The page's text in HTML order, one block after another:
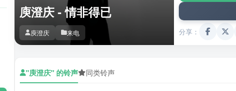
庾澄庆 - 情非得已
庾澄庆 来电 分享：
"庾澄庆" 的铃声 同类铃声